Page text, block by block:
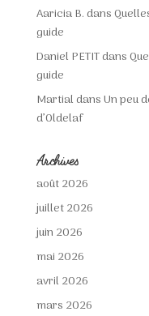
Aaricia B. dans
guide
Daniel PETITdans
guide
Martial dansUn peu
d’Oldelaf
Archives
août 2026
juillet 2026
juin 2026
mai 2026
avril 2026
mars 2026